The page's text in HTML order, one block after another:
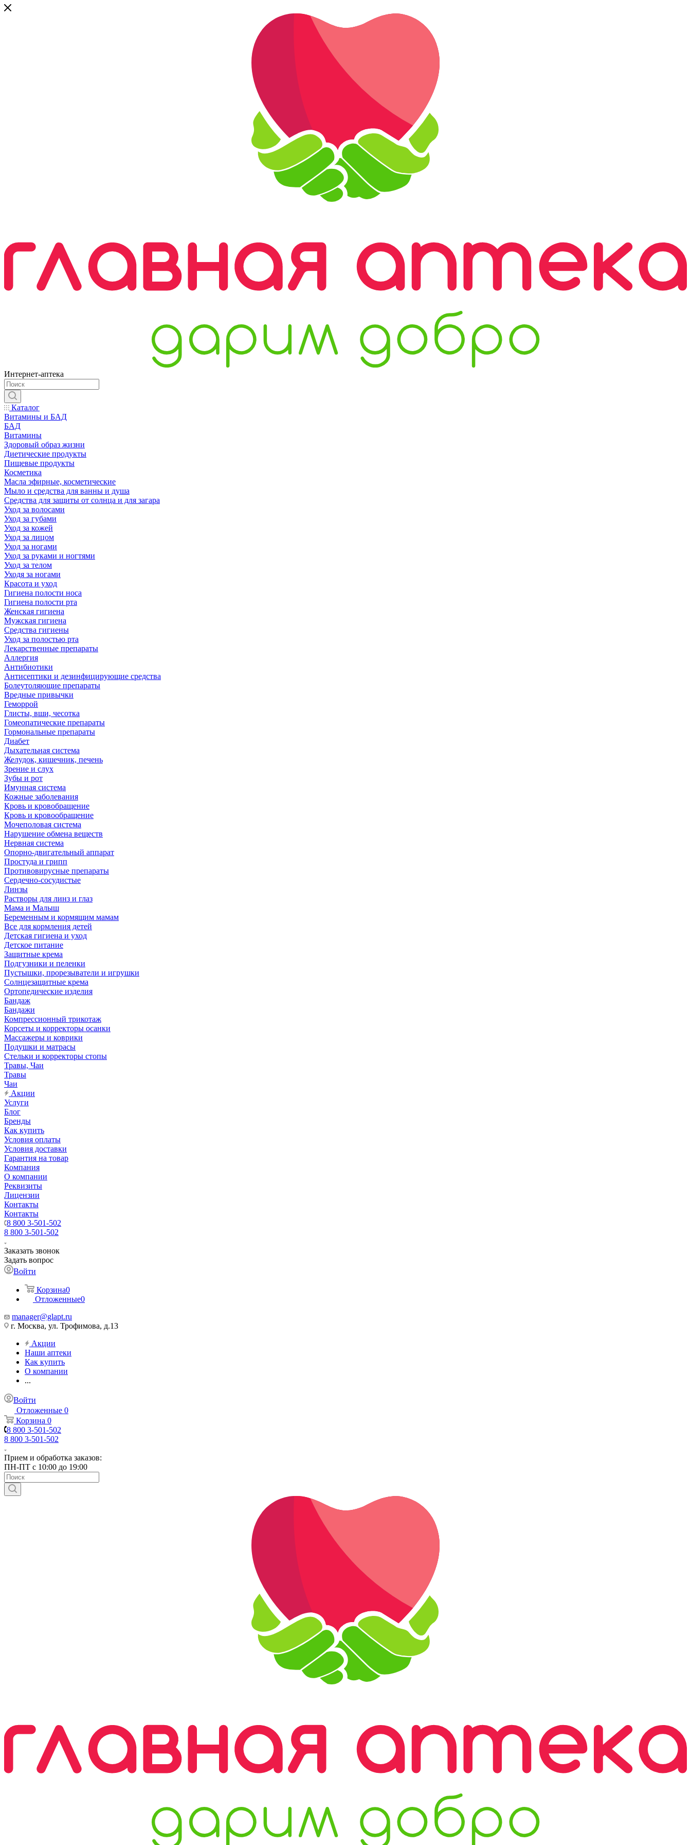
Интернет-аптека
Каталог
Витамины и БАД
БАД
Витамины
Здоровый образ жизни
Диетические продукты
Пищевые продукты
Косметика
Масла эфирные, косметические
Мыло и средства для ванны и душа
Средства для защиты от солнца и для загара
Уход за волосами
Уход за губами
Уход за кожей
Уход за лицом
Уход за ногами
Уход за руками и ногтями
Уход за телом
Уходя за ногами
Красота и уход
Гигиена полости носа
Гигиена полости рта
Женская гигиена
Мужская гигиена
Средства гигиены
Уход за полостью рта
Лекарственные препараты
Аллергия
Антибиотики
Антисептики и дезинфицирующие средства
Болеутоляющие препараты
Вредные привычки
Геморрой
Глисты, вши, чесотка
Гомеопатические препараты
Гормональные препараты
Диабет
Дыхательная система
Желудок, кишечник, печень
Зрение и слух
Зубы и рот
Имунная система
Кожные заболевания
Кровь и кровобращение
Кровь и кровообращение
Мочеполовая система
Нарушение обмена веществ
Нервная система
Опорно-двигательный аппарат
Простуда и грипп
Противовирусные препараты
Сердечно-сосудистые
Линзы
Растворы для линз и глаз
Мама и Малыш
Беременным и кормящим мамам
Все для кормления детей
Детская гигиена и уход
Детское питание
Защитные крема
Подгузники и пеленки
Пустышки, прорезыватели и игрушки
Солнцезащитные крема
Ортопедические изделия
Бандаж
Бандажи
Компрессионный трикотаж
Корсеты и корректоры осанки
Массажеры и коврики
Подушки и матрасы
Стельки и корректоры стопы
Травы, Чаи
Травы
Чаи
Акции
Услуги
Блог
Бренды
Как купить
Условия оплаты
Условия доставки
Гарантия на товар
Компания
О компании
Реквизиты
Лицензии
Контакты
Контакты
8 800 3-501-502
8 800 3-501-502
Заказать звонок
Задать вопрос
Войти
Корзина0
Отложенные0
manager@glapt.ru
г. Москва, ул. Трофимова, д.13
Акции
Наши аптеки
Как купить
О компании
...
Войти
Отложенные 0
Корзина 0
8 800 3-501-502
8 800 3-501-502
Прием и обработка заказов:
ПН-ПТ с 10:00 до 19:00